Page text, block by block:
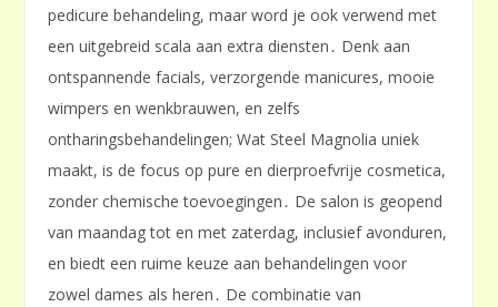
pedicure behandeling, maar word je ook verwend met
een uitgebreid scala aan extra diensten․ Denk aan
ontspannende facials, verzorgende manicures, mooie
wimpers en wenkbrauwen, en zelfs
ontharingsbehandelingen; Wat Steel Magnolia uniek
maakt, is de focus op pure en dierproefvrije cosmetica,
zonder chemische toevoegingen․ De salon is geopend
van maandag tot en met zaterdag, inclusief avonduren,
en biedt een ruime keuze aan behandelingen voor
zowel dames als heren․ De combinatie van